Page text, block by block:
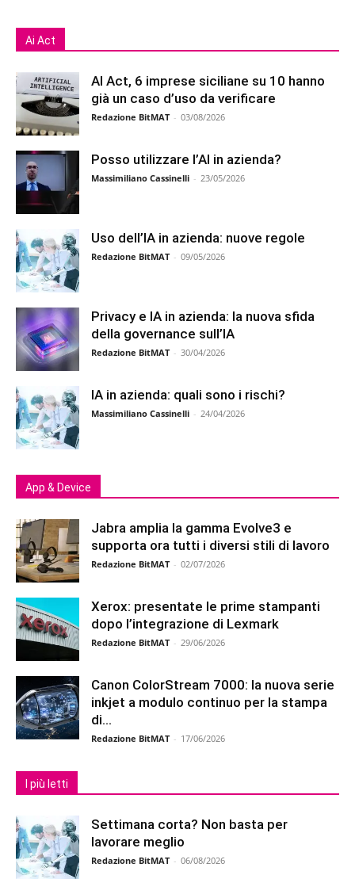
Ai Act
AI Act, 6 imprese siciliane su 10 hanno
già un caso d’uso da verificare
Redazione BitMAT - 03/08/2026
Posso utilizzare l’AI in azienda?
Massimiliano Cassinelli - 23/05/2026
Uso dell’IA in azienda: nuove regole
Redazione BitMAT - 09/05/2026
Privacy e IA in azienda: la nuova sfida
della governance sull’IA
Redazione BitMAT - 30/04/2026
IA in azienda: quali sono i rischi?
Massimiliano Cassinelli - 24/04/2026
App & Device
Jabra amplia la gamma Evolve3 e
supporta ora tutti i diversi stili di lavoro
Redazione BitMAT - 02/07/2026
Xerox: presentate le prime stampanti
dopo l’integrazione di Lexmark
Redazione BitMAT - 29/06/2026
Canon ColorStream 7000: la nuova serie
inkjet a modulo continuo per la stampa
di...
Redazione BitMAT - 17/06/2026
I più letti
Settimana corta? Non basta per
lavorare meglio
Redazione BitMAT - 06/08/2026